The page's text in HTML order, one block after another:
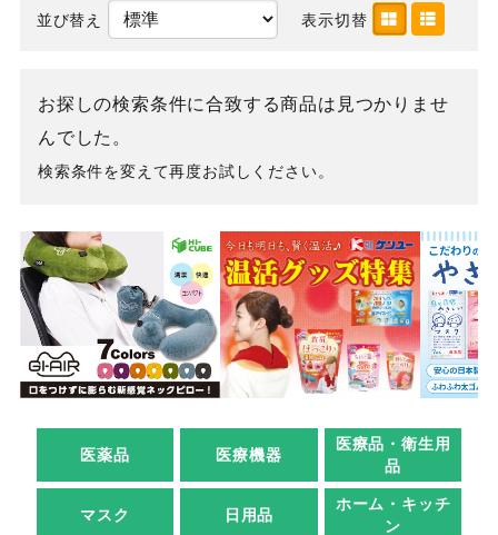
並び替え 表示切替
お探しの検索条件に合致する商品は見つかりませ
んでした。
医薬品 医療機器
医療品・衛生用
品
マスク 日用品
ホーム・キッチ
ン